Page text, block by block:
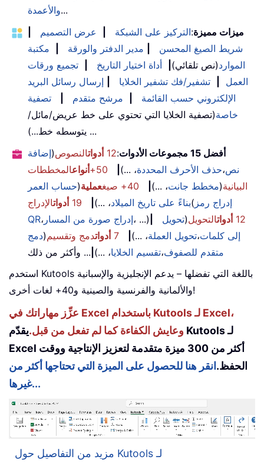
والأعمدة...
ميزات مميزة:التركيز على الشبكة عرض التصميم
شريط الصيغ المحسن
مدير الدفتر والورقة
مكتبة
الموارد(نص تلقائي) أداة اختيار التاريخ
تجميع ورقات
العمل
تشفير/فك تشفير الخلايا
إرسال رسائل البريد
الإلكتروني حسب القائمة
مرشح متقدم
تصفية
خاصة(تصفية الخلايا التي تحتوي على خط عريض/مائل/
يتوسطه خط...) ...
أفضل 15 مجموعات الأدوات
:
12 أدواتالنصوص(إضافة
نص،حذف الأحرف المحددة، ...) 50+ أنواعالمخططات
البيانية(مخطط جانت، ...) 40+ صيغ عملية(حساب العمر
بناءً على تاريخ الميلاد، ...) 19 أدواتالإدراج ( إدراج رمز
QR، إدراج صورة من المسار، ...) 12 أدواتالتحويل(تحويل
إلى كلمات،تحويل العملة، ...) 7 أدواتدمج وتقسيم (دمج
متقدم للصفوف،تقسيم الخلايا، ...) ... وأكثر من ذلك
استخدم Kutools باللغة التي تفضلها – يدعم الإنجليزية والإسبانية
والألمانية والفرنسية والصينية و40+ لغات أخرى!
عزِّز مهاراتك في Excel باستخدام Kutools لـ Excel،
وعايش الكفاءة كما لم تفعل من قبل.يقدّم Kutools لـ
Excel أكثر من 300 ميزة متقدمة لتعزيز الإنتاجية ووقت
الحفظ. انقر هنا للحصول على الميزة التي تحتاجها أكثر من
غيرها...
مزيد من التفاصيل حول Kutools لـ